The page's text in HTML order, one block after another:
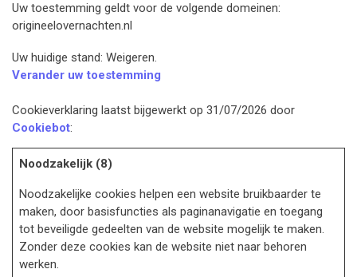
Uw toestemming geldt voor de volgende domeinen:
origineelovernachten.nl
Uw huidige stand: Weigeren.
Verander uw toestemming
Cookieverklaring laatst bijgewerkt op 31/07/2026 door
Cookiebot:
Noodzakelijk (8)
Noodzakelijke cookies helpen een website bruikbaarder te
maken, door basisfuncties als paginanavigatie en toegang
tot beveiligde gedeelten van de website mogelijk te maken.
Zonder deze cookies kan de website niet naar behoren
werken.